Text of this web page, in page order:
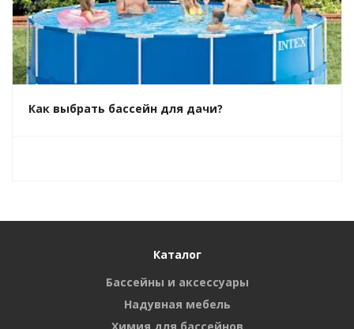
Как выбрать бассейн для дачи?
Каталог
Бассейны и аксессуары
Надувная мебель